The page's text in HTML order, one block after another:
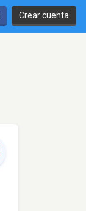
Crear cuenta